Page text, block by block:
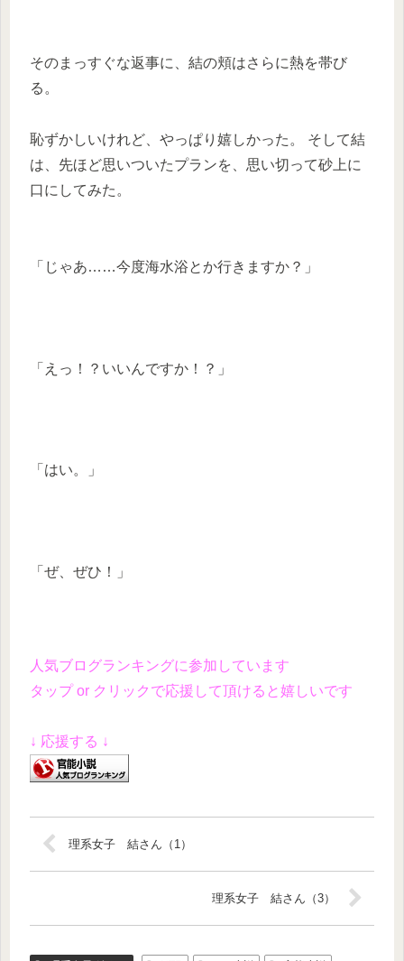
そのまっすぐな返事に、結の頬はさらに熱を帯び
る。
恥ずかしいけれど、やっぱり嬉しかった。 そして結
は、先ほど思いついたプランを、思い切って砂上に
口にしてみた。
「じゃあ……今度海水浴とか行きますか？」
「えっ！？いいんですか！？」
「はい。」
「ぜ、ぜひ！」
人気ブログランキングに参加しています
タップ or クリックで応援して頂けると嬉しいです
↓ 応援する ↓
理系女子 結さん（1）
理系女子 結さん（3）